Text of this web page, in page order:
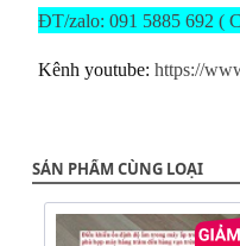
ĐT/zalo: 091 5885 692 (
Kênh youtube: https://
SẢN PHẨM CÙNG LOẠI